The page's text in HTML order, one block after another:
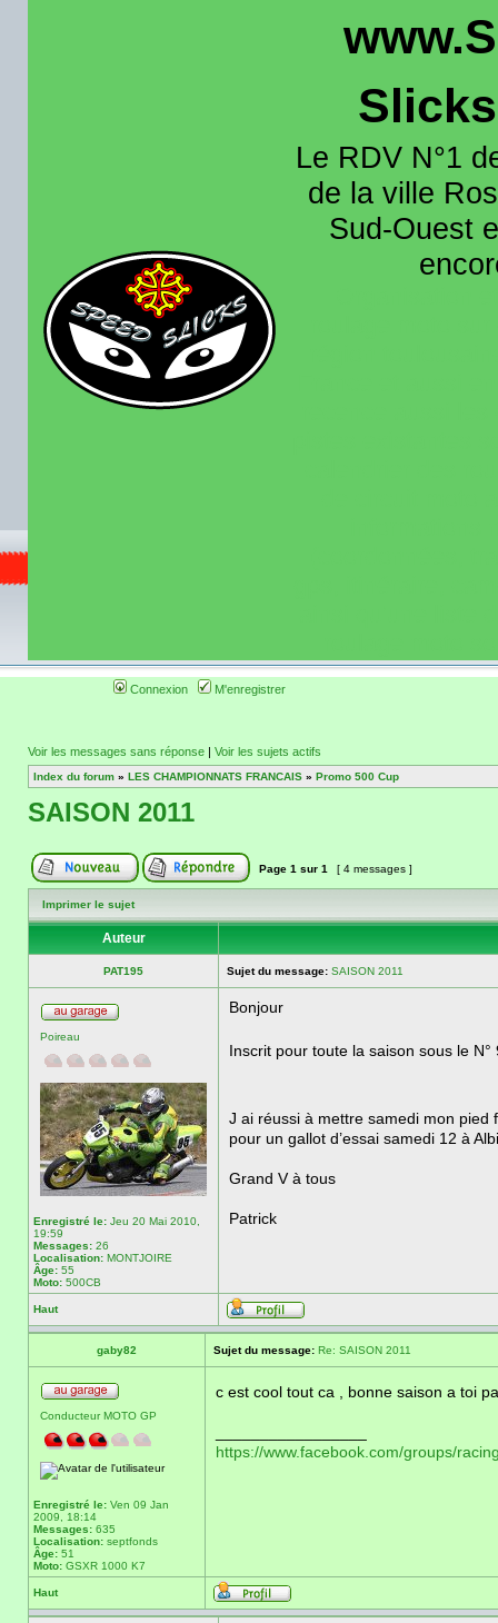
Le RDV N°1
de la ville
Sud-Ouest
Connexion M'enregistrer
Voir les messages sans réponse | Voir les sujets actifs
Index du forum » LES CHAMPIONNATS FRANCAIS » Promo 500 Cup
SAISON 2011
Page 1 sur 1 [ 4 messages ]
Imprimer le sujet
Auteur
PAT195 Sujet du message: SAISON 2011
Poireau
Enregistré le: Jeu 20 Mai 2010,
19:59
Messages: 26
Localisation: MONTJOIRE
Âge: 55
Moto: 500CB
Bonjour
Inscrit pour toute la saison sous le
J ai réussi à mettre samedi mon
pour un gallot d’essai samedi 12 à Albi
Grand V à tous
Patrick
Haut
gaby82 Sujet du message: Re: SAISON 2011
Conducteur MOTO GP
Enregistré le: Ven 09 Jan
2009, 18:14
Messages: 635
Localisation: septfonds
Âge: 51
Moto: GSXR 1000 K7
c est cool tout ca , bonne saison a toi
https://www.facebook.com/groups/
Haut